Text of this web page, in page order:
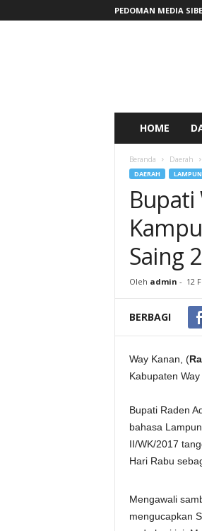
PEDOMAN MEDIA
HOME
Beranda Daerah
DAERAH
Bupati
Saing
Oleh admin - 12
BERBAGI
Way Kanan, (
Kabupaten
Bupati Raden
bahasa
II/WK/2017
Hari Rabu
Mengawali
mengucapkan